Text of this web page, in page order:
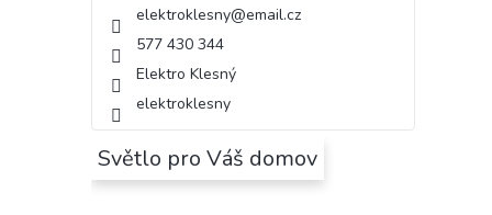
elektroklesny@email.cz
577 430 344
Elektro Klesný
elektroklesny
Světlo pro Váš domov